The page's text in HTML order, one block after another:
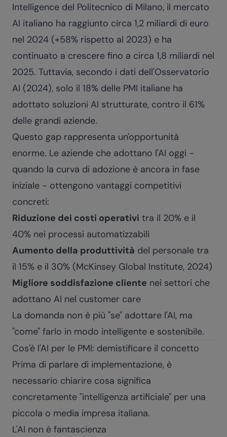
Intelligence del Politecnico di Milano, il mercato
AI italiano ha raggiunto circa 1,2 miliardi di euro
nel 2024 (+58% rispetto al 2023) e ha
continuato a crescere fino a circa 1,8 miliardi nel
2025. Tuttavia, secondo i dati dell'Osservatorio
AI (2024), solo il 18% delle PMI italiane ha
adottato soluzioni AI strutturate, contro il 61%
delle grandi aziende.
Questo gap rappresenta un'opportunità
enorme. Le aziende che adottano l'AI oggi -
quando la curva di adozione è ancora in fase
iniziale - ottengono vantaggi competitivi
concreti:
Riduzione dei costi operativi tra il 20% e il
40% nei processi automatizzabili
Aumento della produttività del personale tra
il 15% e il 30% (McKinsey Global Institute, 2024)
Migliore soddisfazione cliente nei settori che
adottano AI nel customer care
La domanda non è più "se" adottare l'AI, ma
"come" farlo in modo intelligente e sostenibile.
Cos'è l'AI per le PMI: demistificare il concetto
Prima di parlare di implementazione, è
necessario chiarire cosa significa
concretamente "intelligenza artificiale" per una
piccola o media impresa italiana.
L'AI non è fantascienza